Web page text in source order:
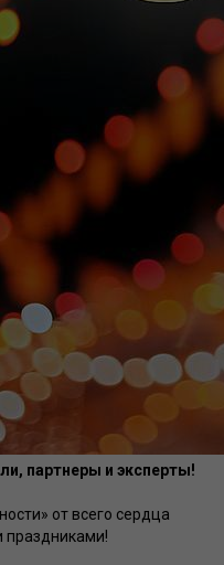
партнеры и эксперты!
от всего сердца
праздниками!